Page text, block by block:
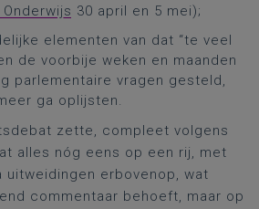
30 april en 5 mei);
elementen van dat “te veel
de voorbije weken en maanden
parlementaire vragen gesteld,
ga oplijsten.
zette, compleet volgens
alles nóg eens op een rij, met
uitweidingen erbovenop, wat
commentaar behoeft, maar op